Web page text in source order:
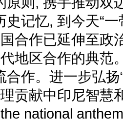
记忆, 到今天“一
合作已延伸至政
地区合作的典范
合作。进一步弘
贡献中印尼智慧
national